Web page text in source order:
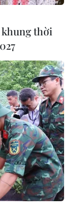
khung thời